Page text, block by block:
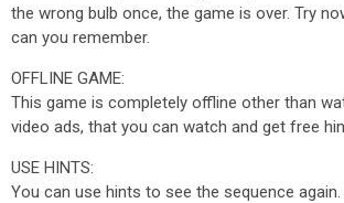
the wrong bulb once, the game is over. Try
can you remember.
OFFLINE GAME:
This game is completely offline other than
video ads, that you can watch and get free
USE HINTS:
You can use hints to see the sequence